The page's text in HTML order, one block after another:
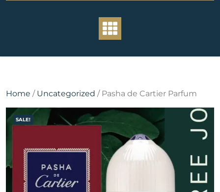
Home / Uncategorized / Pasha de Cartier Parfum
SALE!